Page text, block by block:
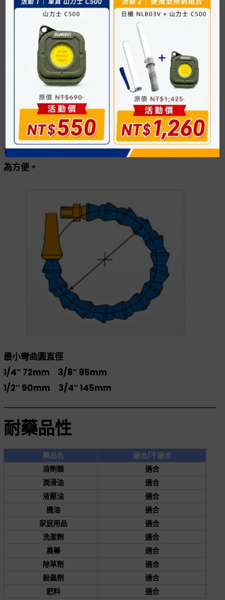
可搭配多樣式軟管進行改裝，使用專屬的夾鉗作業更
為方便。
最小彎曲圓直徑
1/4″ 72mm 3/8″ 85mm
1/2″ 90mm 3/4″ 145mm
耐藥品性
藥品名
適合/不適合
溶劑類
適合
潤滑油
適合
液壓油
適合
機油
適合
家庭用品
適合
洗潔劑
適合
農藥
適合
除草劑
適合
殺蟲劑
適合
肥料
適合